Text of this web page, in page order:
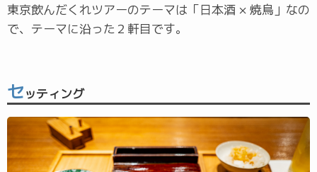
東京飲んだくれツアーのテーマは「日本酒 × 焼鳥」なの
で、テーマに沿った２軒目です。
セッティング